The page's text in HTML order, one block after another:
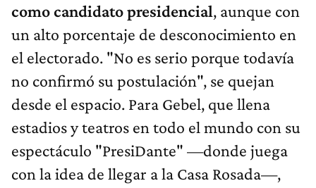
como candidato presidencial, aunque con
un alto porcentaje de desconocimiento en
el electorado. "No es serio porque todavía
no confirmó su postulación", se quejan
desde el espacio. Para Gebel, que llena
estadios y teatros en todo el mundo con su
espectáculo "PresiDante" —donde juega
con la idea de llegar a la Casa Rosada—,